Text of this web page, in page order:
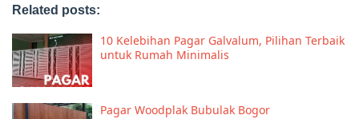
Related posts:
10 Kelebihan Pagar Galvalum, Pilihan Terbaik
untuk Rumah Minimalis
Pagar Woodplak Bubulak Bogor